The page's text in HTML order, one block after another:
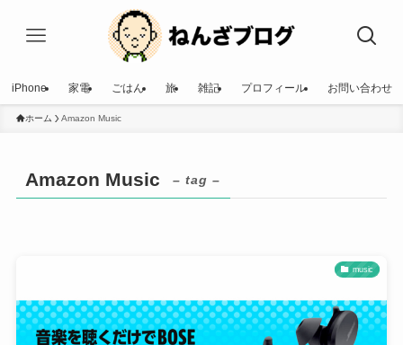
iPhone 家電 ごはん 旅 雑記 プロフィール お問い合わせ
ホーム Amazon Music
Amazon Music – tag –
music